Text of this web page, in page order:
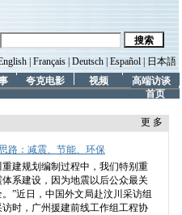
Français Deutsch Español
日本語
高端访谈
视频
夸克电影
首页
更 多
路：减震、节能、环保
规划编制过程中，我们特别重
系建设，因为地震以后公众最关
”近日，中国外文局赴汶川采访组
时，广州援建前线工作组工程协